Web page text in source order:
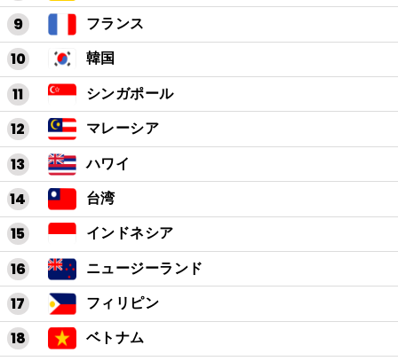
フランス
韓国
シンガポール
マレーシア
ハワイ
台湾
インドネシア
ニュージーランド
フィリピン
ベトナム